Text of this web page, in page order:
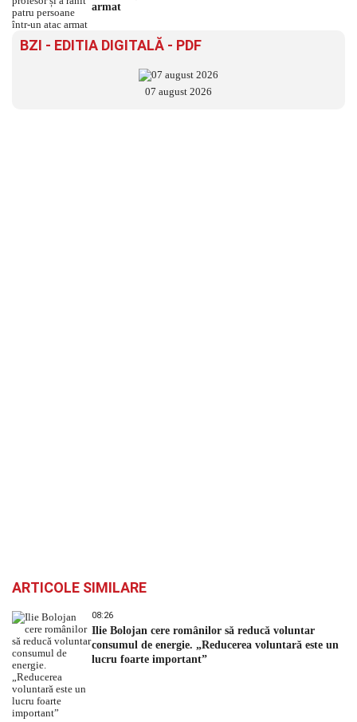
armat
BZI - EDITIA DIGITALĂ - PDF
07 august 2026
ARTICOLE SIMILARE
08:26
Ilie Bolojan cere românilor să reducă voluntar
consumul de energie. „Reducerea voluntară este un
lucru foarte important”